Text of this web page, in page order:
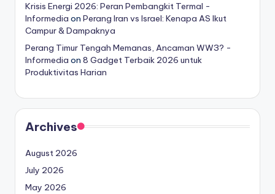
Krisis Energi 2026: Peran Pembangkit Termal -
Informedia on Perang Iran vs Israel: Kenapa AS Ikut
Campur & Dampaknya
Perang Timur Tengah Memanas, Ancaman WW3? -
Informedia on 8 Gadget Terbaik 2026 untuk
Produktivitas Harian
Archives
August 2026
July 2026
May 2026